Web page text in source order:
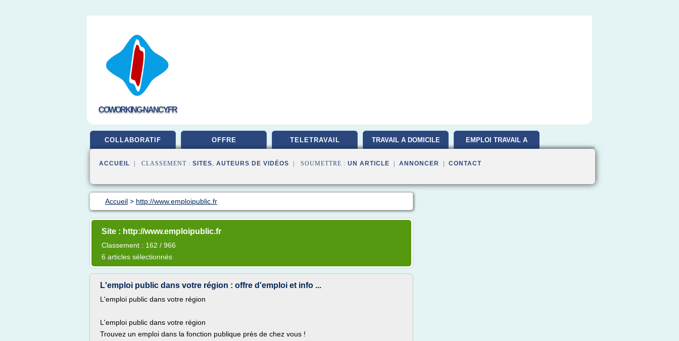
COWORKING-NANCY.FR
COLLABORATIF OFFRE TELETRAVAIL TRAVAIL A DOMICILE EMPLOI TRAVAIL A
ACCUEIL | CLASSEMENT : SITES, AUTEURS DE VIDÉOS | SOUMETTRE : UN ARTICLE ANNONCER CONTACT
Accueil > http://www.emploipublic.fr
Site : http://www.emploipublic.fr
Classement : 162 / 966
6 articles sélectionnés
L'emploi public dans votre région : offre d'emploi et info ...
L'emploi public dans votre région
L'emploi public dans votre région
Trouvez un emploi dans la fonction publique près de chez vous !